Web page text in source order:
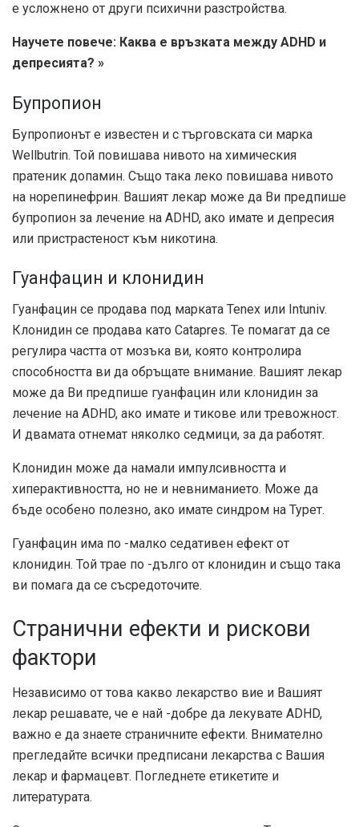
е усложнено от други психични разстройства.
Научете повече: Каква е връзката между ADHD и
депресията? »
Бупропион
Бупропионът е известен и с търговската си марка
Wellbutrin. Той повишава нивото на химическия
пратеник допамин. Също така леко повишава нивото
на норепинефрин. Вашият лекар може да Ви предпише
бупропион за лечение на ADHD, ако имате и депресия
или пристрастеност към никотина.
Гуанфацин и клонидин
Гуанфацин се продава под марката Tenex или Intuniv.
Клонидин се продава като Catapres. Те помагат да се
регулира частта от мозъка ви, която контролира
способността ви да обръщате внимание. Вашият лекар
може да Ви предпише гуанфацин или клонидин за
лечение на ADHD, ако имате и тикове или тревожност.
И двамата отнемат няколко седмици, за да работят.
Клонидин може да намали импулсивността и
хиперактивността, но не и невниманието. Може да
бъде особено полезно, ако имате синдром на Турет.
Гуанфацин има по -малко седативен ефект от
клонидин. Той трае по -дълго от клонидин и също така
ви помага да се съсредоточите.
Странични ефекти и рискови
фактори
Независимо от това какво лекарство вие и Вашият
лекар решавате, че е най -добре да лекувате ADHD,
важно е да знаете страничните ефекти. Внимателно
прегледайте всички предписани лекарства с Вашия
лекар и фармацевт. Погледнете етикетите и
литературата.